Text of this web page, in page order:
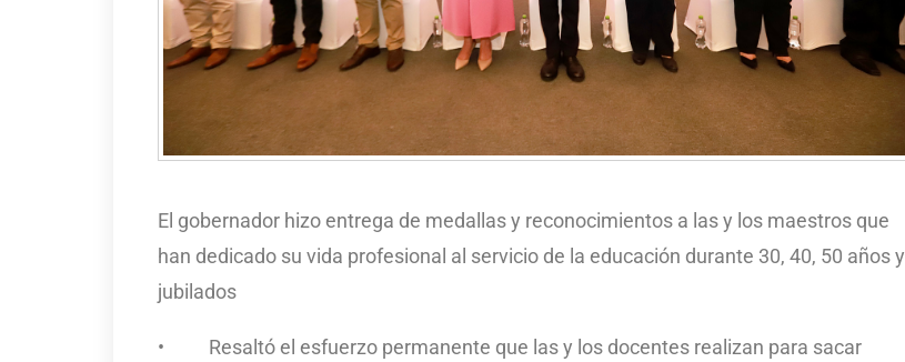
El gobernador hizo entrega de medallas y reconocimientos a las y los maestros que
han dedicado su vida profesional al servicio de la educación durante 30, 40, 50 años y
jubilados
• Resaltó el esfuerzo permanente que las y los docentes realizan para sacar